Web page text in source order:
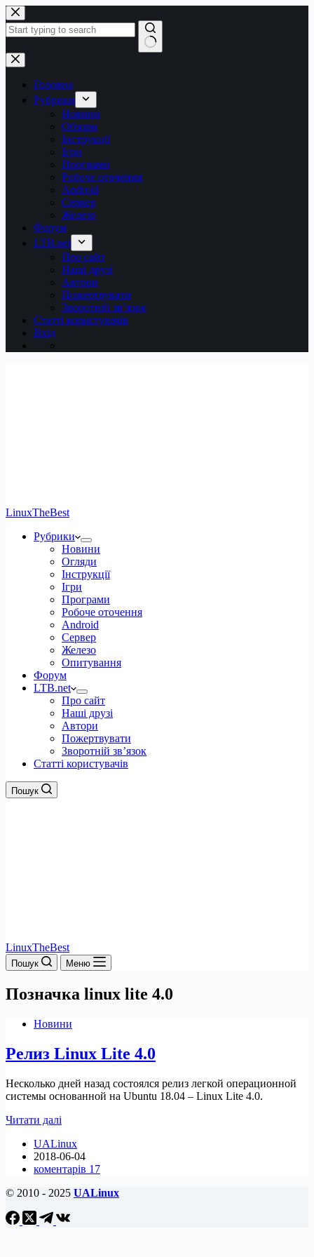
Перейти
до
вмісту
Немає
результатів
Головна
Рубрики
Новини
Обзори
Інструкції
Ігри
Програми
Робоче оточення
Android
Сервер
Железо
Форум
LTB.net
Про сайт
Наші друзі
Автори
Пожертвувати
Зворотній зв’язок
Статті користувачів
Вхід
LinuxTheBest
Рубрики
Новини
Огляди
Інструкції
Ігри
Програми
Робоче оточення
Android
Сервер
Железо
Опитування
Форум
LTB.net
Про сайт
Наші друзі
Автори
Пожертвувати
Зворотній зв’язок
Статті користувачів
Пошук
LinuxTheBest
Пошук Меню
Позначка linux lite 4.0
Новини
Релиз Linux Lite 4.0
Несколько дней назад состоялся релиз легкой операционной
системы основанной на Ubuntu 18.04 – Linux Lite 4.0.
Читати далі
Lite
4.0
UALinux
2018-06-04
коментарів 17
© 2010 - 2025 UALinux